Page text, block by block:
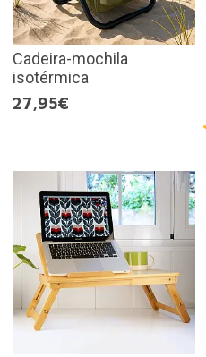
Cadeira-mochila
isotérmica
27,95€